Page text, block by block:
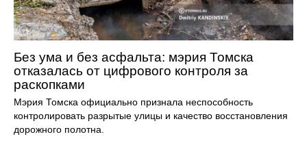
Без ума и без асфальта: мэрия Томска
отказалась от цифрового контроля за
раскопками
Мэрия Томска официально признала неспособность
контролировать разрытые улицы и качество восстановления
дорожного полотна.